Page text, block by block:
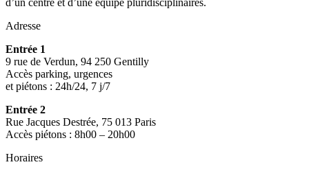
Adresse
Entrée 1
9 rue de Verdun, 94 250 Gentilly
Accès parking, urgences
et piétons : 24h/24, 7 j/7
Entrée 2
Rue Jacques Destrée, 75 013 Paris
Accès piétons : 8h00 – 20h00
Horaires